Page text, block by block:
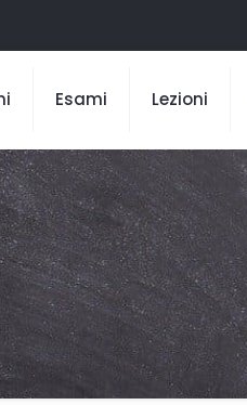
Esami Lezioni